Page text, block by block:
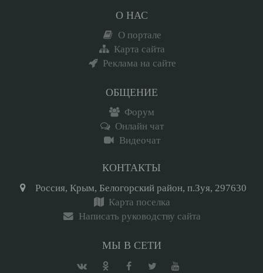
О НАС
О портале
Карта сайта
Реклама на сайте
ОБЩЕНИЕ
Форум
Онлайн чат
Видеочат
КОНТАКТЫ
Россия, Крым, Белогорский район, п.Зуя, 297630
Карта поселка
Написать руководству сайта
МЫ В СЕТИ